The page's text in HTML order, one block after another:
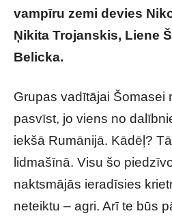
vampīru zemi devies
Ņikita Trojanskis, Liene
Belicka.
Grupas vadītājai Šomasei
pasvīst, jo viens no
iekšā Rumānijā. Kādēļ?
lidmašīnā. Visu šo
naktsmājās ieradīsies
neteiktu – agri. Arī te būs